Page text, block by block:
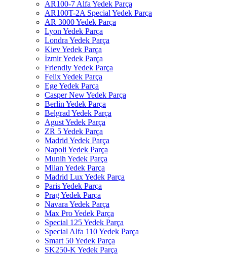
AR100-7 Alfa Yedek Parça
AR100T-2A Special Yedek Parça
AR 3000 Yedek Parça
Lyon Yedek Parça
Londra Yedek Parça
Kiev Yedek Parça
İzmir Yedek Parça
Friendly Yedek Parça
Felix Yedek Parça
Ege Yedek Parça
Casper New Yedek Parça
Berlin Yedek Parça
Belgrad Yedek Parça
Agust Yedek Parça
ZR 5 Yedek Parça
Madrid Yedek Parça
Napoli Yedek Parça
Munih Yedek Parça
Milan Yedek Parça
Madrid Lux Yedek Parça
Paris Yedek Parça
Prag Yedek Parça
Navara Yedek Parça
Max Pro Yedek Parça
Special 125 Yedek Parça
Special Alfa 110 Yedek Parça
Smart 50 Yedek Parça
SK250-K Yedek Parça